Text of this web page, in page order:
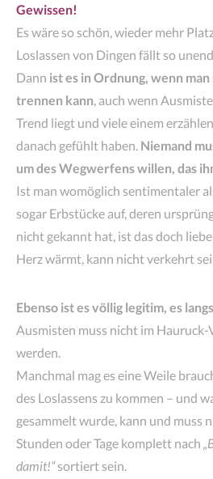
Gewissen!
Es wäre so schön, wieder mehr
Loslassen von Dingen fällt so
Dann ist es in Ordnung, wenn
trennen kann , auch wenn
Trend liegt und viele einem
danach gefühlt haben. Niemand
um des Wegwerfens willen, das
Ist man womöglich sentimentaler
sogar Erbstücke auf, deren
nicht gekannt hat, ist das doch
Herz wärmt, kann nicht verkehrt
Ebenso ist es völlig legitim, es
Ausmisten muss nicht im
werden.
Manchmal mag es eine Weile
des Loslassens zu kommen – und
gesammelt wurde, kann und muss
Stunden oder Tage komplett nach
damit!“sortiert sein.